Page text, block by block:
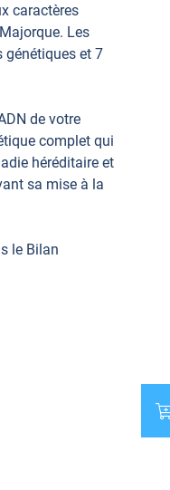
caractères
Les
génétiques et 7
de votre
complet qui
héréditaire et
sa mise à la
le Bilan